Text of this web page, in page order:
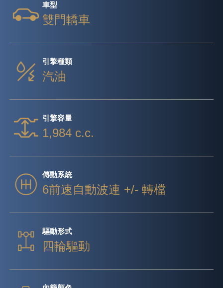
車型
雙門轎車
引擎種類
汽油
引擎容量
1,984 c.c.
傳動系統
6前速自動波連 +/- 轉檔
驅動形式
四輪驅動